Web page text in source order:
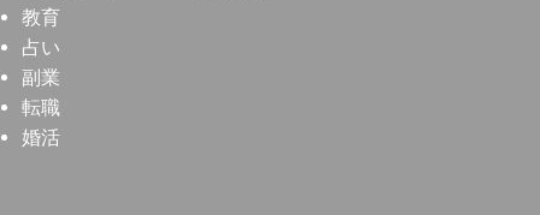
教育
占い
副業
転職
婚活